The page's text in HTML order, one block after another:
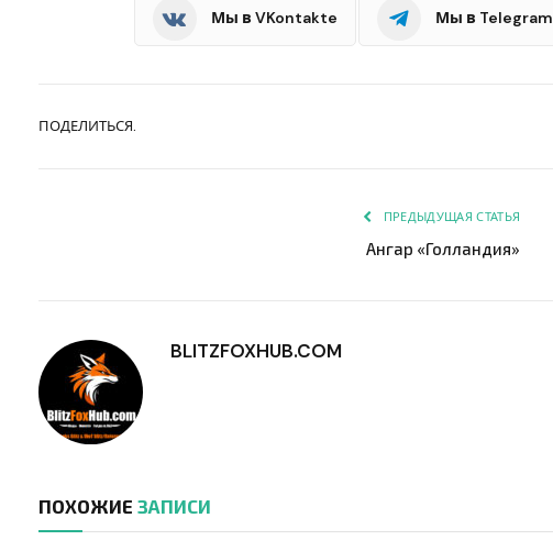
Мы в VKontakte Мы в Telegram
ПОДЕЛИТЬСЯ.
ПРЕДЫДУЩАЯ СТАТЬЯ
Ангар «Голландия»
BLITZFOXHUB.COM
ПОХОЖИЕ ЗАПИСИ